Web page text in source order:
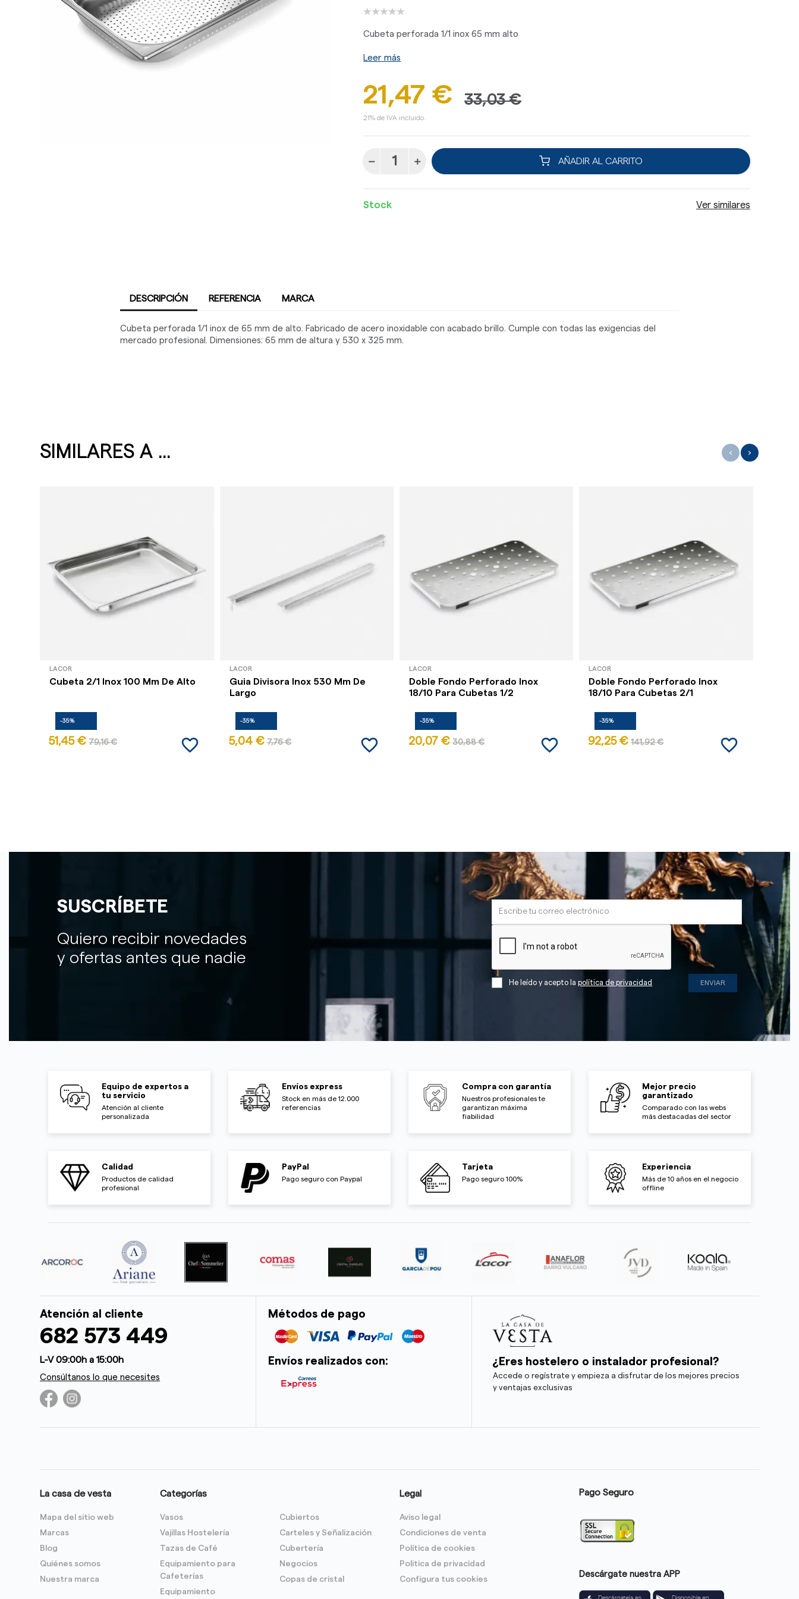
Cubeta perforada 1/1 inox 65 mm alto
Leer más
21,47 € 33,03 €
21% de IVA incluido.
AÑADIR AL CARRITO
Stock Ver similares
DESCRIPCIÓN REFERENCIA MARCA
Cubeta perforada 1/1 inox de 65 mm de alto. Fabricado de acero inoxidable con acabado brillo. Cumple con todas las exigencias del
mercado profesional. Dimensiones: 65 mm de altura y 530 x 325 mm.
SIMILARES A ...
LACOR
Cubeta 2/1 Inox 100 Mm De Alto
-35%
51,45 € 79,16 € favorite_border
LACOR
Guia Divisora Inox 530 Mm De
Largo
-35%
5,04 € 7,76 € favorite_border
LACOR
Doble Fondo Perforado Inox
18/10 Para Cubetas 1/2
-35%
20,07 € 30,88 € favorite_border
LACOR
Doble Fondo Perforado Inox
18/10 Para Cubetas 2/1
-35%
92,25 € 141,92 € favorite_border
‹ ›
SUSCRÍBETE
Quiero recibir novedades
y ofertas antes que nadie
He leído y acepto lapolítica de privacidad
Equipo de expertos a
tu servicio
Atención al cliente
personalizada
Envíos express
Stock en más de 12.000
referencias
Compra con garantía
Nuestros profesionales te
garantizan máxima
fiabilidad
Mejor precio
garantizado
Comparado con las webs
más destacadas del sector
Calidad
Productos de calidad
profesional
PayPal
Pago seguro con Paypal
Tarjeta
Pago seguro 100%
Experiencia
Más de 10 años en el negocio
offline
Atención al cliente
682 573 449
L-V 09:00h a 15:00h
Consúltanos lo que necesites
Métodos de pago
Envíos realizados con: ¿Eres hostelero o instalador profesional?
Accede o regístrate y empieza a disfrutar de los mejores precios
y ventajas exclusivas
La casa de vesta
Mapa del sitio web
Marcas
Blog
Quiénes somos
Nuestra marca
Categorías
Vasos
Vajillas Hostelería
Tazas de Café
Equipamiento para
Cafeterías
Equipamiento
Cubiertos
Carteles y Señalización
Cubertería
Negocios
Copas de cristal
Legal
Aviso legal
Condiciones de venta
Política de cookies
Politica de privacidad
Configura tus cookies
Pago Seguro
Descárgate nuestra APP